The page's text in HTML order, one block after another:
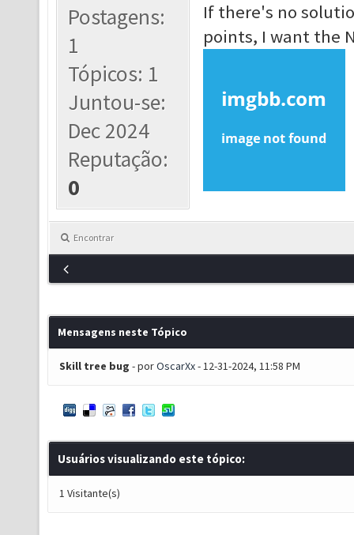
Postagens:
1
Tópicos: 1
Juntou-se:
Dec 2024
Reputação:
0
If there's no
points, I want the
Encontrar
Mensagens neste Tópico
Skill tree bug - porOscarXx- 12-31-2024, 11:58 PM
Usuários visualizando este tópico:
1 Visitante(s)